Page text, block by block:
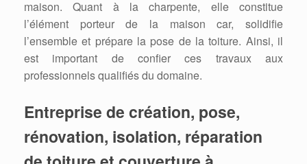
maison. Quant à la charpente, elle constitue
l’élément porteur de la maison car, solidifie
l’ensemble et prépare la pose de la toiture. Ainsi, il
est important de confier ces travaux aux
professionnels qualifiés du domaine.
Entreprise de création, pose,
rénovation, isolation, réparation